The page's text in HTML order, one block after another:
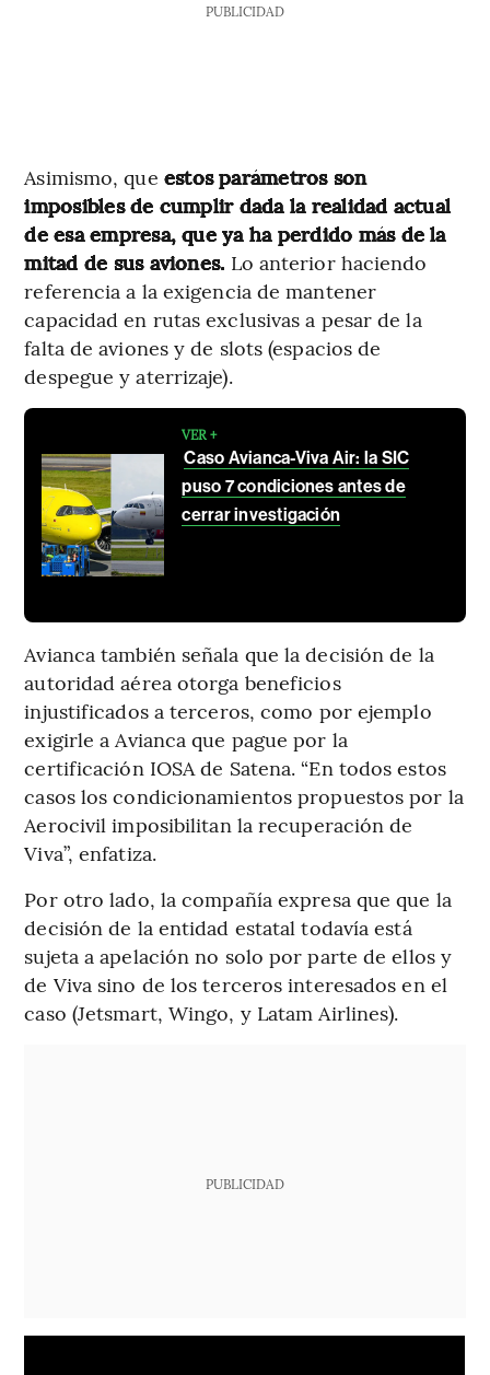
PUBLICIDAD
Asimismo, que estos parámetros son
imposibles de cumplir dada la realidad actual
de esa empresa, que ya ha perdido más de la
mitad de sus aviones. Lo anterior haciendo
referencia a la exigencia de mantener
capacidad en rutas exclusivas a pesar de la
falta de aviones y de slots (espacios de
despegue y aterrizaje).
VER +
Caso Avianca-Viva Air: la SIC
puso 7 condiciones antes de
cerrar investigación
Avianca también señala que la decisión de la
autoridad aérea otorga beneficios
injustificados a terceros, como por ejemplo
exigirle a Avianca que pague por la
certificación IOSA de Satena. “En todos estos
casos los condicionamientos propuestos por la
Aerocivil imposibilitan la recuperación de
Viva”, enfatiza.
Por otro lado, la compañía expresa que que la
decisión de la entidad estatal todavía está
sujeta a apelación no solo por parte de ellos y
de Viva sino de los terceros interesados en el
caso (Jetsmart, Wingo, y Latam Airlines).
PUBLICIDAD